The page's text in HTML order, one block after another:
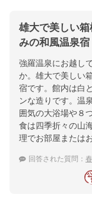
雄大で美しい
みの和風温泉宿
強羅温泉にお越し
か。雄大で美しい
宿です。館内は白
ンな造りです。温
囲気の大浴場や８
食は四季折々の山
理でお部屋または
回答された質問： 春